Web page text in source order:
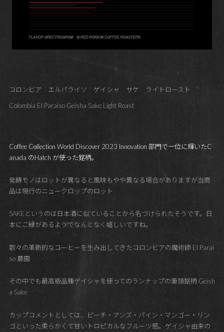
コロンビア エルパライソ ゲイシャ サケ ライトロースト
Colombia El Paraiso Geisha Sake Light Roast
Coffee Collection World Discover 2023 Innovation 部門で一位に輝いたC
anada のHatch が使った銘柄。
発酵モノはロットが異なると風味もやや異なる場合がありますが当商
品は現行のニュークロップのロット
SAKEというのは日本酒に似ていることから名づけられたそうです。日
本にご縁があるようでなんとなく嬉しいですね。
数々の革新的なコーヒーを生み出してきたコロンビアの魔術師 El Parai
so 農園
その中でも最高級品種ゲイシャを使ってのランナップの筆頭銘柄 Geish
a Sake
カップコメントとしては、ピーチ・アンズ・パイン・マンゴー・リン
ゴといった柔らかくて甘いトロピカルなフルーツ感。ゲイシャ由来の